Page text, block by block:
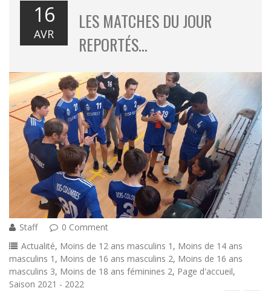
16
AVR
LES MATCHES DU JOUR
REPORTÉS…
Staff
0 Comment
Actualité, Moins de 12 ans masculins 1 , Moins de 14 ans
masculins 1 , Moins de 16 ans masculins 2, Moins de 16 ans
masculins 3, Moins de 18 ans féminines 2, Page d'accueil,
Saison 2021 - 2022